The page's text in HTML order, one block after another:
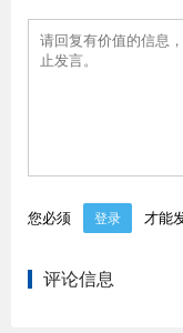
您必须 登录 才能
评论信息